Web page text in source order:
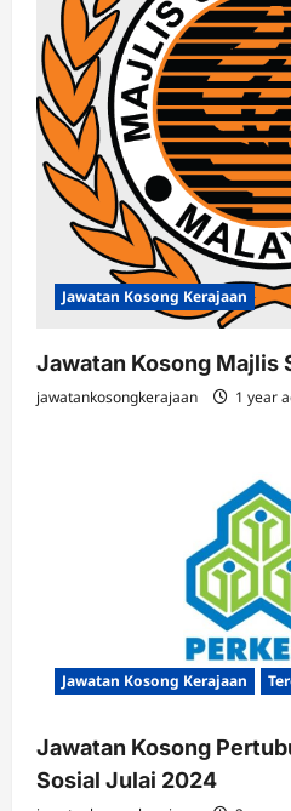
Jawatan Kosong Kerajaan
Jawatan Kosong Majlis
jawatankosongkerajaan 1 year
Jawatan Kosong Kerajaan
Jawatan Kosong
Sosial Julai 2024